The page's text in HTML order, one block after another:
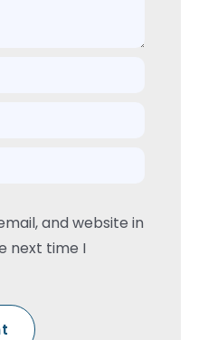
and website in
next time I